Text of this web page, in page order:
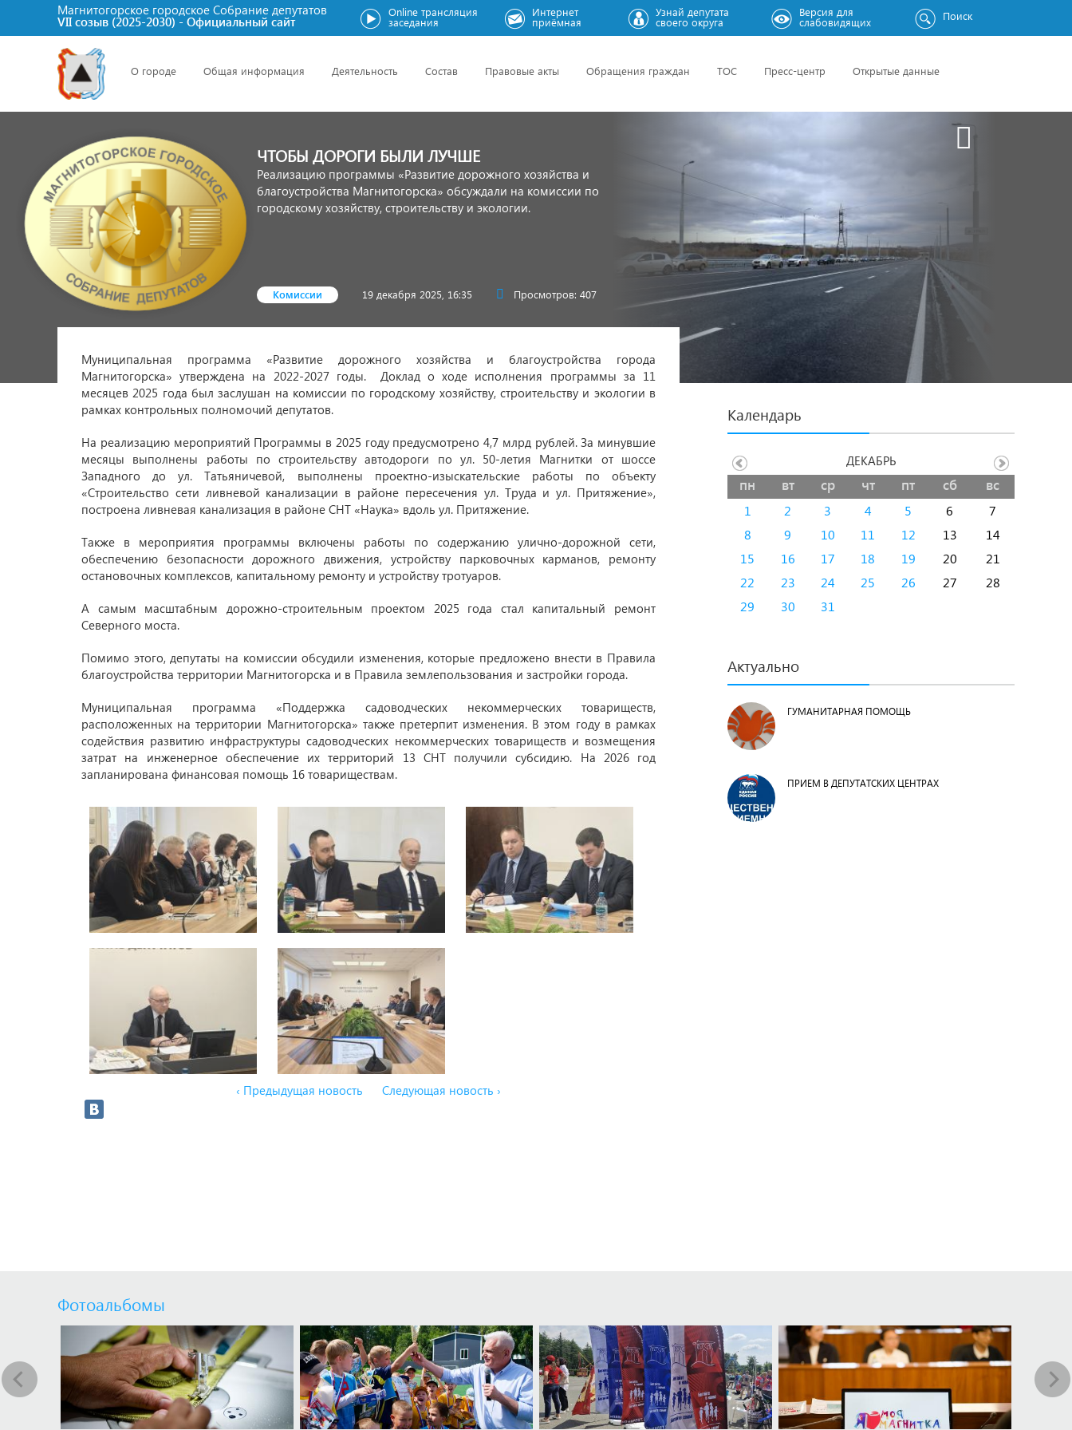
Магнитогорское городское Cобрание депутатов
VII созыв (2025-2030) - Официальный сайт
Online трансляция
заседания
Интернет
приёмная
Узнай депутата
своего округа
Версия для
слабовидящих Поиск
О городе Общая информация Деятельность Состав Правовые акты Обращения граждан ТОС Пресс-центр Открытые данные
ЧТОБЫ ДОРОГИ БЫЛИ ЛУЧШЕ
Реализацию программы «Развитие дорожного хозяйства и
благоустройства Магнитогорска» обсуждали на комиссии по
городскому хозяйству, строительству и экологии.
Комиссии 19 декабря 2025, 16:35 Просмотров: 407
Муниципальная программа «Развитие дорожного хозяйства и благоустройства города
Магнитогорска» утверждена на 2022-2027 годы. Доклад о ходе исполнения программы за 11
месяцев 2025 года был заслушан на комиссии по городскому хозяйству, строительству и экологии в
рамках контрольных полномочий депутатов.
На реализацию мероприятий Программы в 2025 году предусмотрено 4,7 млрд рублей. За минувшие
месяцы выполнены работы по строительству автодороги по ул. 50-летия Магнитки от шоссе
Западного до ул. Татьяничевой, выполнены проектно-изыскательские работы по объекту
«Строительство сети ливневой канализации в районе пересечения ул. Труда и ул. Притяжение»,
построена ливневая канализация в районе СНТ «Наука» вдоль ул. Притяжение.
Также в мероприятия программы включены работы по содержанию улично-дорожной сети,
обеспечению безопасности дорожного движения, устройству парковочных карманов, ремонту
остановочных комплексов, капитальному ремонту и устройству тротуаров.
А самым масштабным дорожно-строительным проектом 2025 года стал капитальный ремонт
Северного моста.
Помимо этого, депутаты на комиссии обсудили изменения, которые предложено внести в Правила
благоустройства территории Магнитогорска и в Правила землепользования и застройки города.
Муниципальная программа «Поддержка садоводческих некоммерческих товариществ,
расположенных на территории Магнитогорска» также претерпит изменения. В этом году в рамках
содействия развитию инфраструктуры садоводческих некоммерческих товариществ и возмещения
затрат на инженерное обеспечение их территорий 13 СНТ получили субсидию. На 2026 год
запланирована финансовая помощь 16 товариществам.
‹ Предыдущая новость Следующая новость ›
Календарь
пн вт ср чт пт сб вс
1 2 3 4 5 6
7
8
9 10 11 12 13
14
15
16 17 18 19 20
21
22
23 24 25 26 27
28
29
30 31
ДЕКАБРЬ
Актуально
ГУМАНИТАРНАЯ ПОМОЩЬ
ПРИЕМ В ДЕПУТАТСКИХ ЦЕНТРАХ
Фотоальбомы